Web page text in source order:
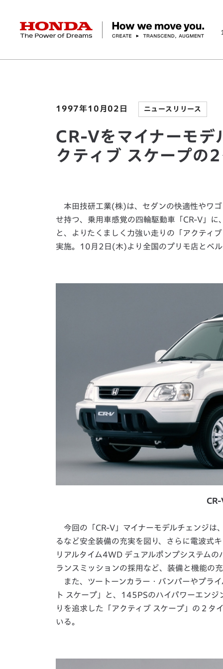
HONDA The Power of Dreams
社長メッセージ 経営方針 会社概要 ヒストリー
バイク パワープロダクツ マリン その他事
テクノロジー デザイン オープンイノベーショ
ESGレポート Honda Report 環境 社会 ガバナン
IR資料室 財務・業績情報 株式・債券情報
ニュースルーム
Discover Honda1997年10月02日 ニュースリリース
CR-Vをマイナーモデ
クティブ スケープの
本田技研工業(株)は、セダンの快適性やワ
せ持つ、乗用車感覚の四輪駆動車「CR-V」
と、よりたくましく力強い走りの「アクティ
実施。10月2日(木)より全国のプリモ店とベ
CR-
今回の「CR-V」マイナーモデルチェンジは
るなど安全装備の充実を図り、さらに電波式
リアルタイム4WD デュアルポンプシステム
ランスミッションの採用など、装備と機能の
また、ツートーンカラー・バンパーやプラ
ト スケープ」と、145PSのハイパワーエン
りを追求した「アクティブ スケープ」の２タ
いる。